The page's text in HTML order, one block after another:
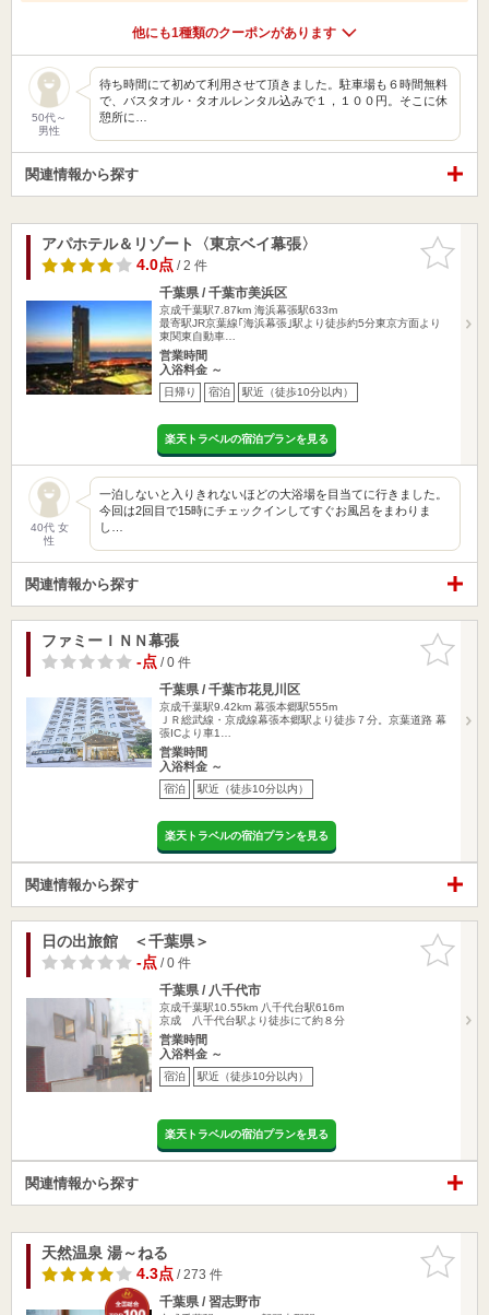
他にも1種類のクーポンがあります
50代～
男性
待ち時間にて初めて利用させて頂きました。駐車場も６時間無料
で、バスタオル・タオルレンタル込みで１，１００円。そこに休
憩所に…
関連情報から探す
お気に入
りに追加
アパホテル＆リゾート〈東京ベイ幕張〉
4.0点/ 2 件
千葉県 / 千葉市美浜区
京成千葉駅7.87km 海浜幕張駅633m
最寄駅JR京葉線｢海浜幕張｣駅より徒歩約5分東京方面より
東関東自動車…
営業時間
入浴料金 ～
日帰り 宿泊 駅近（徒歩10分以内）
楽天トラベルの宿泊プランを見る
40代 女
性
一泊しないと入りきれないほどの大浴場を目当てに行きました。
今回は2回目で15時にチェックインしてすぐお風呂をまわりま
し…
関連情報から探す
お気に入
りに追加
ファミーＩＮＮ幕張
-点/ 0 件
千葉県 / 千葉市花見川区
京成千葉駅9.42km 幕張本郷駅555m
ＪＲ総武線・京成線幕張本郷駅より徒歩７分。京葉道路 幕
張ICより車1…
営業時間
入浴料金 ～
宿泊 駅近（徒歩10分以内）
楽天トラベルの宿泊プランを見る
関連情報から探す
お気に入
りに追加
日の出旅館 ＜千葉県＞
-点/ 0 件
千葉県 / 八千代市
京成千葉駅10.55km 八千代台駅616m
京成 八千代台駅より徒歩にて約８分
営業時間
入浴料金 ～
宿泊 駅近（徒歩10分以内）
楽天トラベルの宿泊プランを見る
関連情報から探す
お気に入
りに追加
天然温泉 湯～ねる
4.3点/ 273 件
千葉県 / 習志野市